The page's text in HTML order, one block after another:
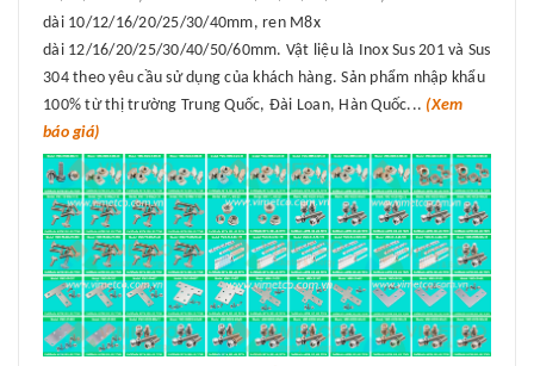
dài 10/12/16/20/25/30/40mm, ren M8x
dài 12/16/20/25/30/40/50/60mm. Vật liệu là Inox Sus 201 và Sus
304 theo yêu cầu sử dụng của khách hàng. Sản phẩm nhập khẩu
100% từ thị trường Trung Quốc, Đài Loan, Hàn Quốc... (Xem
báo giá)